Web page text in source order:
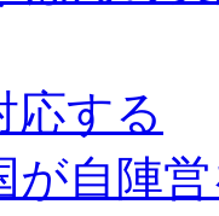
応する
が自陣